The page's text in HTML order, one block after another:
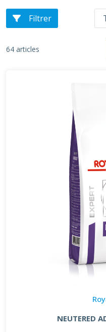
Filtrer
64 articles
NEUTERED